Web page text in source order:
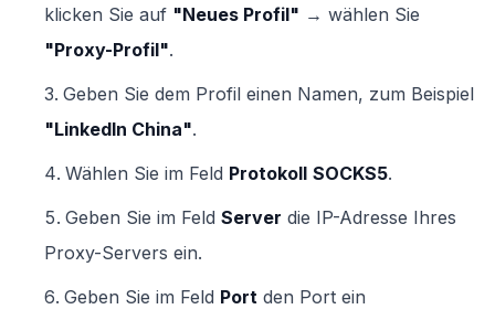
klicken Sie auf "Neues Profil" → wählen Sie
"Proxy-Profil".
Geben Sie dem Profil einen Namen, zum Beispiel
"LinkedIn China".
Wählen Sie im Feld Protokoll SOCKS5.
Geben Sie im Feld Server die IP-Adresse Ihres
Proxy-Servers ein.
Geben Sie im Feld Port den Port ein